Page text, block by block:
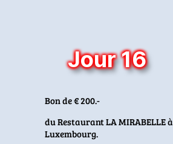
Jour 16
Bon de € 200.-
du Restaurant LA MIRABELLE à
Luxembourg.